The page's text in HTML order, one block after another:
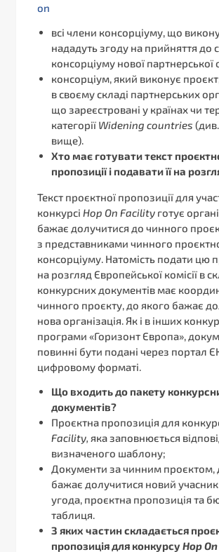
on
всі члени консорціуму, що
нададуть згоду на прийняття до
консорціуму нової партнерської
консорціум, який виконує
в своєму складі партнерських
що зареєстровані у країнах чи
категорії Widening countries
вище).
Хто має готувати текст
пропозиції і подавати її на
Текст проєктної пропозиції для
конкурсі Hop On Facility готує
бажає долучитися до чинного
з представниками чинного
консорціуму. Натомість подати цю
на розгляд Європейської комісії в
конкурсних документів має
чинного проєкту, до якого бажає
нова організація. Як і в інших
програми «Горизонт Європа»,
повинні бути подані через портал
цифровому форматі.
Що входить до пакету
документів?
Проєктна пропозиція для
Facility, яка заповнюється
визначеного шаблону;
Документи за чинним проєктом,
бажає долучитися новий
угода, проєктна пропозиція та
таблиця.
З яких частин складається
пропозиція для конкурсу HopOn